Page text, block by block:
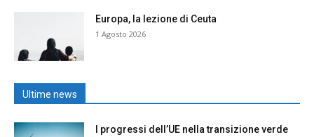
Europa, la lezione di Ceuta
1 Agosto 2026
Ultime news
I progressi dell’UE nella transizione verde